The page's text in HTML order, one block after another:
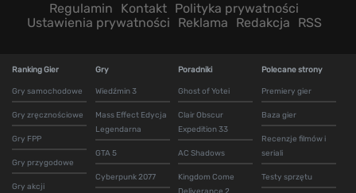
Regulamin Kontakt Polityka prywatności
Ustawienia prywatności
Reklama Redakcja RSS
Ranking Gier
Gry samochodowe
Gry zręcznościowe
Gry FPP
Gry przygodowe
Gry akcji
Gry
Wiedźmin 3
Mass Effect Edycja
Legendarna
GTA 5
Cyberpunk 2077
Poradniki
Ghost of Yotei
Clair Obscur
Expedition 33
AC Shadows
Kingdom Come
Polecane strony
Premiery gier
Baza gier
Recenzje filmów i
seriali
Testy sprzętu